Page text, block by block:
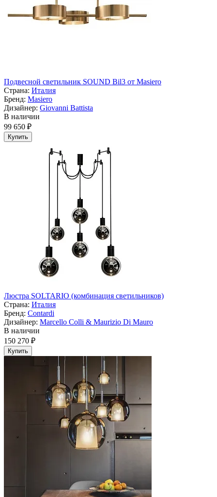
Подвесной светильник SOUND Bil3 от Masiero
Страна: Италия
Бренд: Masiero
Дизайнер: Giovanni Battista
В наличии
99 650 ₽
Купить
Люстра SOLTARIO (комбинация светильников)
Страна: Италия
Бренд: Contardi
Дизайнер: Marcello Colli & Maurizio Di Mauro
В наличии
150 270 ₽
Купить